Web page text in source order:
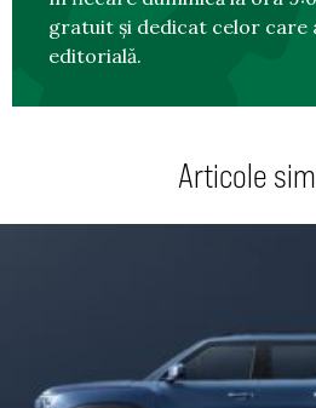
gratuit și dedicat celor care
editorială.
Articole